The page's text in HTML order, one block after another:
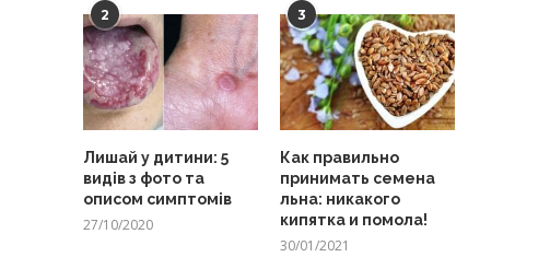
2
Лишай у дитини: 5
видів з фото та
описом симптомів
27/10/2020
3
Как правильно
принимать семена
льна: никакого
кипятка и помола!
30/01/2021